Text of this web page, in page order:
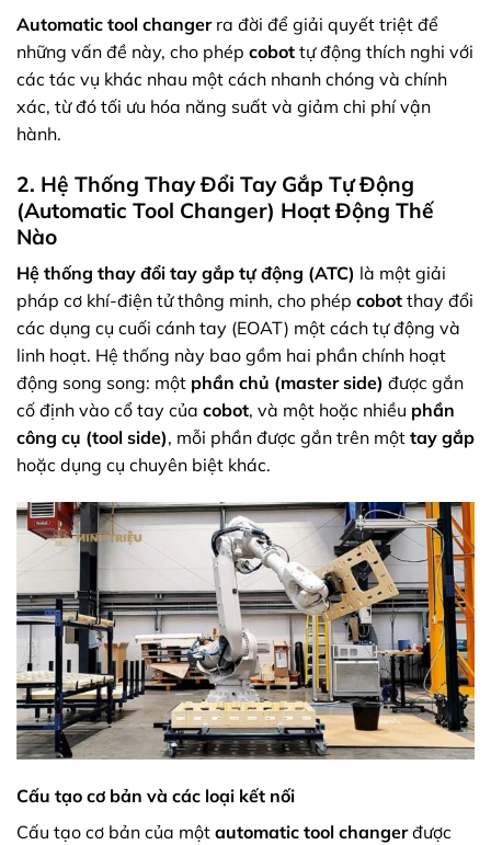
Automatic tool changerra đời để giải quyết triệt để
những vấn đề này, cho phép cobot tự động thích nghi với
các tác vụ khác nhau một cách nhanh chóng và chính
xác, từ đó tối ưu hóa năng suất và giảm chi phí vận
hành.
2. Hệ Thống Thay Đổi Tay Gắp Tự Động
(Automatic Tool Changer) Hoạt Động Thế
Nào
Hệ thống thay đổi tay gắp tự động (ATC) là một giải
pháp cơ khí-điện tử thông minh, cho phép cobot thay đổi
các dụng cụ cuối cánh tay (EOAT) một cách tự động và
linh hoạt. Hệ thống này bao gồm hai phần chính hoạt
động song song: một phần chủ (master side) được gắn
cố định vào cổ tay của cobot, và một hoặc nhiều phần
công cụ (tool side), mỗi phần được gắn trên một tay gắp
hoặc dụng cụ chuyên biệt khác.
Cấu tạo cơ bản và các loại kết nối
Cấu tạo cơ bản của một automatic tool changerđược